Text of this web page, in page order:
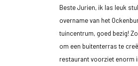
Beste Jurien, ik las leuk
overname van het
tuincentrum, goed bezig!
om een buitenterras te
restaurant voorziet enorm